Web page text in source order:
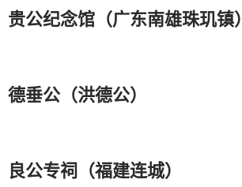
贵公纪念馆（广东南雄珠玑镇）
德垂公（洪德公）
良公专祠（福建连城）